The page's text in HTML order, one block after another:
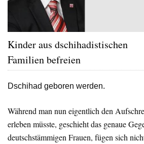
Kinder aus dschihadistischen
Familien befreien
Dschihad geboren werden.
Während man nun eigentlich den
erleben müsste, geschieht das genaue
deutschstämmigen Frauen, fügen sich